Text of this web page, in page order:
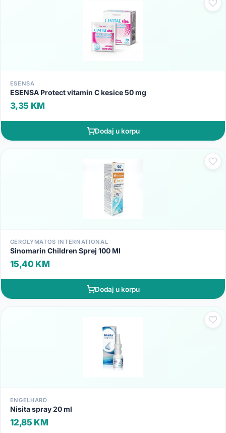
ESENSA
ESENSA Protect vitamin C kesice 50 mg
3,35 KM
Dodaj u korpu
GEROLYMATOS INTERNATIONAL
Sinomarin Children Sprej 100 Ml
15,40 KM
Dodaj u korpu
ENGELHARD
Nisita spray 20 ml
12,85 KM